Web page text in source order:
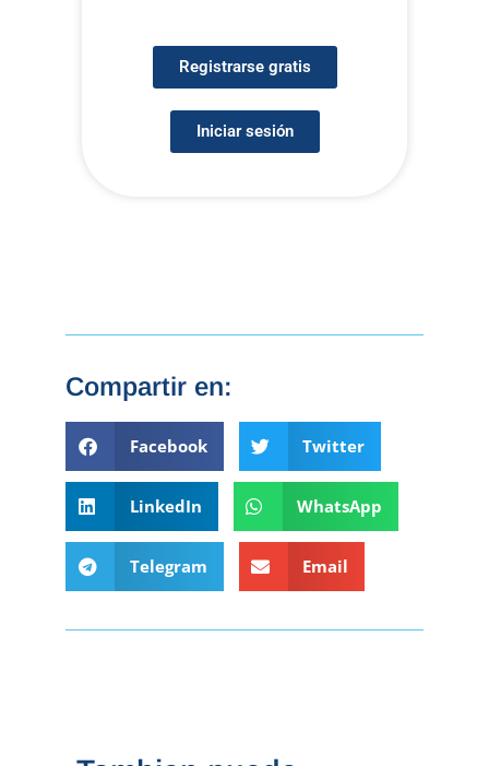
Registrarse gratis
Iniciar sesión
Compartir en:
Facebook Twitter
LinkedIn WhatsApp
Telegram Email